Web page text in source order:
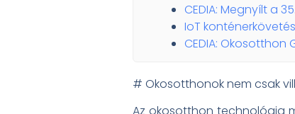
CEDIA: Megnyílt a
IoT
CEDIA:
# Okosotthonok nem csak